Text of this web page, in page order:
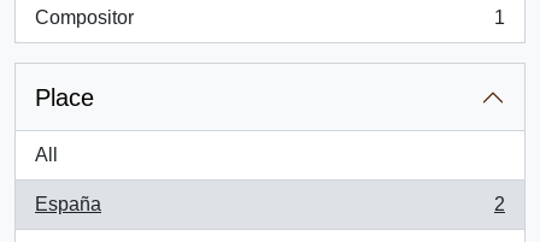
Compositor
, 1 results
1
Place
All
España
, 2 results
2